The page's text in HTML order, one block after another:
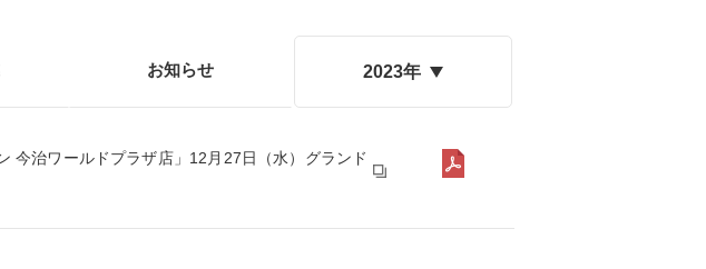
お知らせ 2023年
今治ワールドプラザ店」12月27日（水）グランド